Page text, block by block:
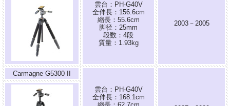
雲台：PH-G40V
全伸長：156.6cm
縮長：55.6cm
脚径：25mm
段数：4段
質量：1.93kg
2003－2005
Carmagne G5300 II
雲台：PH-G40V
全伸長：168.1cm